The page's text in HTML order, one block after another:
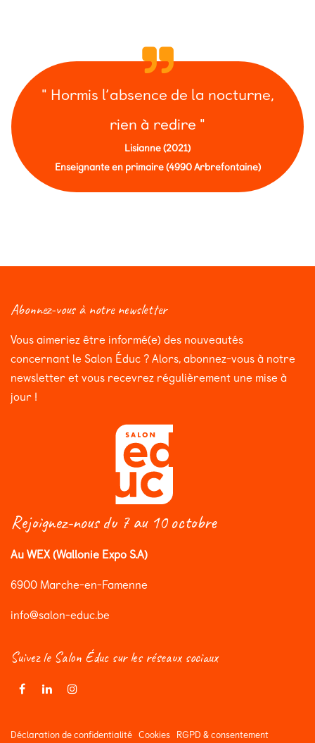
" Hormis l’absence de la nocturne,
rien à redire "
Lisianne (2021)
Enseignante en primaire (4990 Arbrefontaine)
Abonnez-vous à notre newsletter
Vous aimeriez être informé(e) des nouveautés
concernant le Salon Éduc ? Alors, abonnez-vous à notre
newsletter et vous recevrez régulièrement une mise à
jour !
Rejoignez-nous du 7 au 10 octobre
Au WEX (Wallonie Expo S.A)
6900 Marche-en-Famenne
info@salon-educ.be
Suivez le Salon Éduc sur les réseaux sociaux
Déclaration de confidentialité Cookies RGPD & consentement